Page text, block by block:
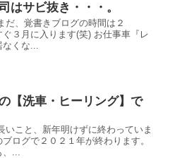
はサビ抜き・・・。
だ、覚書きブログの時間は２
ぐ３月に入ります(笑) お仕事車『レ
なくな...
【洗車・ヒーリング】で
いこと、新年明けずに終わっていま
ログで２０２１年が終わります。
、...